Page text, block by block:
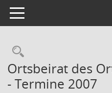
Toggle navigation
Ortsbeirat des
- Termine 2007